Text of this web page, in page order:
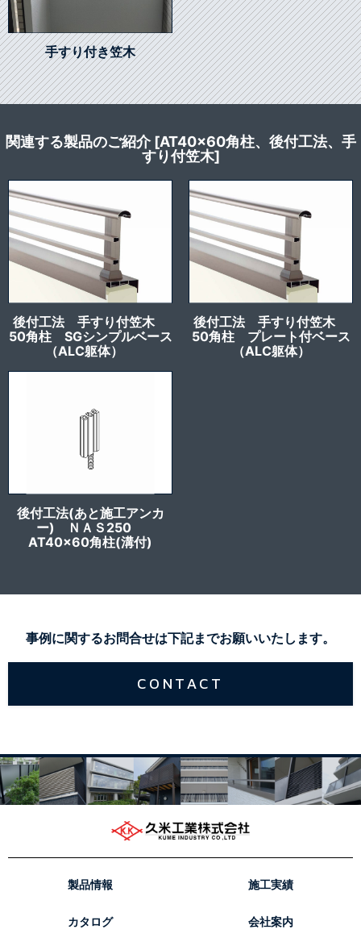
手すり付き笠木
関連する製品のご紹介 [AT40x60角柱、後付工法、手
すり付笠木]
後付工法 手すり付笠木
50角柱 SGシンプルベース
（ALC躯体）
後付工法 手すり付笠木
50角柱 プレート付ベース
（ALC躯体）
後付工法(あと施工アンカ
ー) ＮＡＳ250
AT40x60角柱(溝付)
事例に関するお問合せは下記までお願いいたします。
CONTACT
製品情報 施工実績
カタログ 会社案内